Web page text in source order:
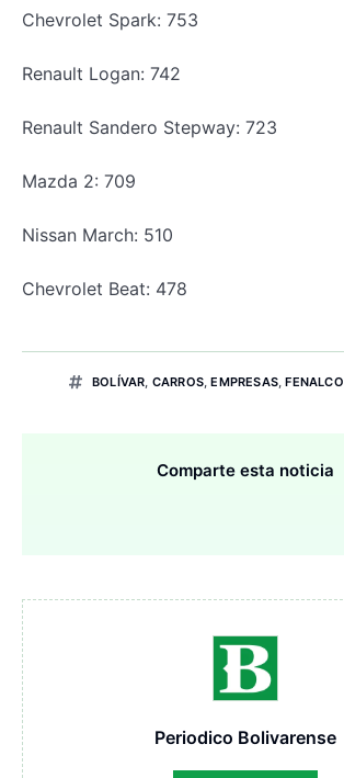
Chevrolet Spark: 753
Renault Logan: 742
Renault Sandero Stepway: 723
Mazda 2: 709
Nissan March: 510
Chevrolet Beat: 478
BOLÍVAR, CARROS,EMPRESAS,FENALCO
Comparte esta noticia
Periodico Bolivarense